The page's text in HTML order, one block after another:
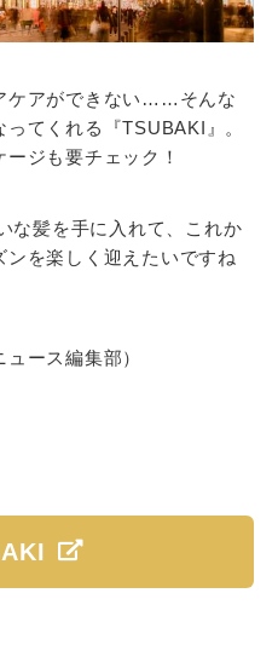
ケアができない……そんな
てくれる『TSUBAKI』。
ジも要チェック！
な髪を手に入れて、これか
を楽しく迎えたいですね
ース編集部）